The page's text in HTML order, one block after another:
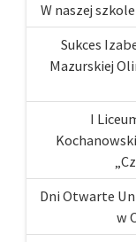
W naszej
Sukces
Mazurskiej
I
Dni Otwarte
w